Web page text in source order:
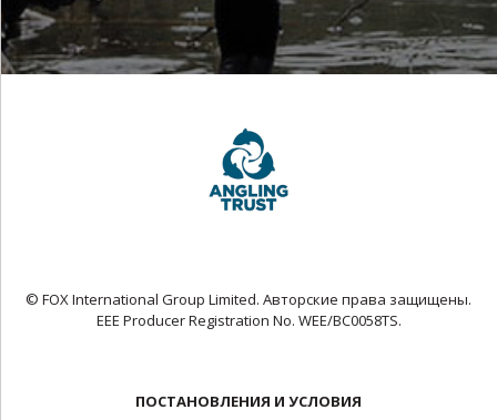
© FOX International Group Limited. Авторские права защищены.
EEE Producer Registration No. WEE/BC0058TS.
ПОСТАНОВЛЕНИЯ И УСЛОВИЯ